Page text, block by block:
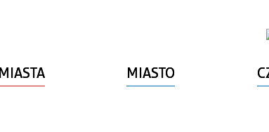
MIASTO